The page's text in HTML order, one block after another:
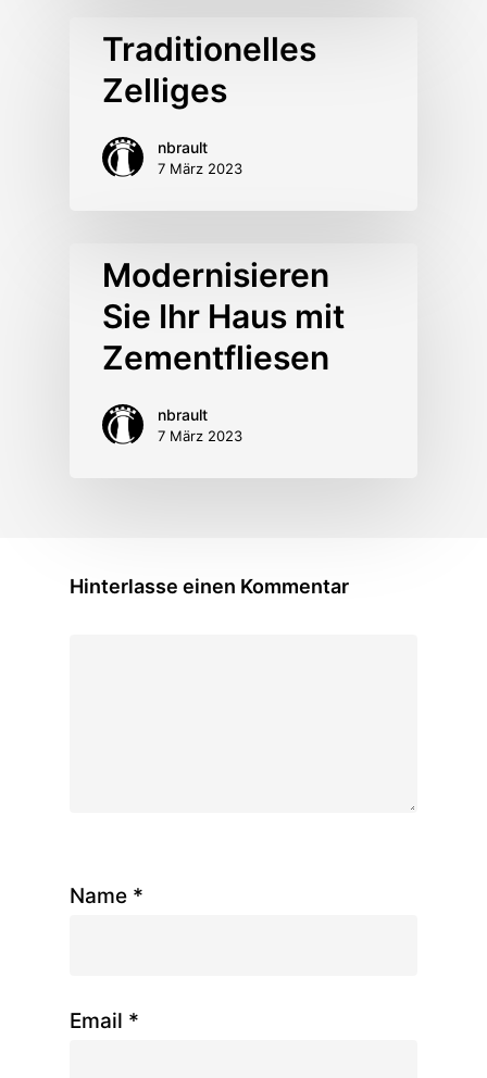
Traditionelles
Zelliges
nbrault
7 März 2023
Modernisieren
Sie Ihr Haus mit
Zementfliesen
nbrault
7 März 2023
Hinterlasse einen Kommentar
Name *
Email *